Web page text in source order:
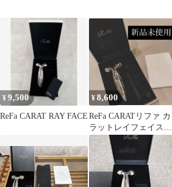
¥9,500
ReFa CARAT RAY FACE
¥8,600
ReFa CARATリファ カ
ラットレイフェイス美
顔ローラー保証書付